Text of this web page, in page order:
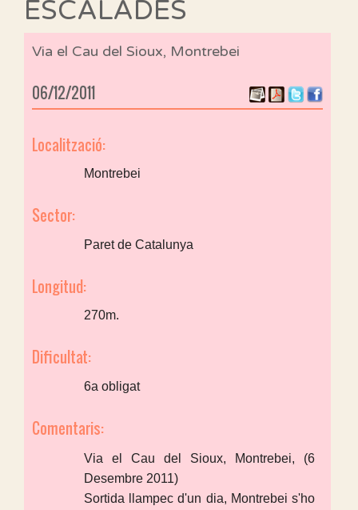
ESCALADES
Via el Cau del Sioux, Montrebei
06/12/2011
Localització:
Montrebei
Sector:
Paret de Catalunya
Longitud:
270m.
Dificultat:
6a obligat
Comentaris:
Via el Cau del Sioux, Montrebei, (6
Desembre 2011)
Sortida llampec d'un dia, Montrebei s'ho